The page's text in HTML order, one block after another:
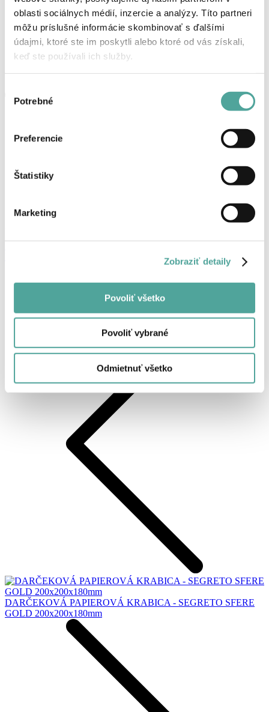
oblasti sociálnych médií, inzercie a analýzy. Títo partneri
môžu príslušné informácie skombinovať s ďalšími
údajmi, ktoré ste im poskytli alebo ktoré od vás získali,
keď ste používali ich služby.
súhlasu
Potrebné
Preferencie
Štatistiky
Marketing
Zobraziť detaily
Povoliť všetko
Povoliť vybrané
Odmietnuť všetko
DARČEKOVÁ PAPIEROVÁ KRABICA - SEGRETO SFERE
GOLD 200x200x180mm